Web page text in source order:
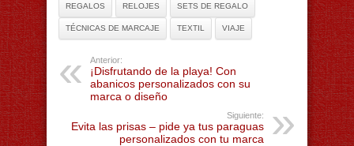
REGALOS RELOJES SETS DE REGALO
TÉCNICAS DE MARCAJE TEXTIL VIAJE
Anterior:
¡Disfrutando de la playa! Con
abanicos personalizados con su
marca o diseño
Siguiente:
Evita las prisas – pide ya tus paraguas
personalizados con tu marca